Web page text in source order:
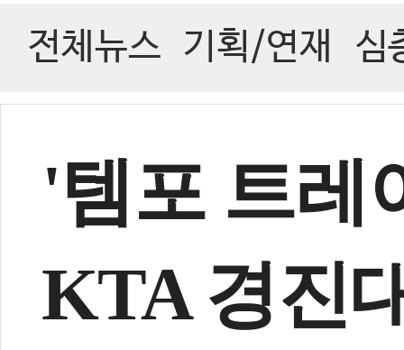
전체뉴스 기획/연재 심
'템포 트레
KTA 경진